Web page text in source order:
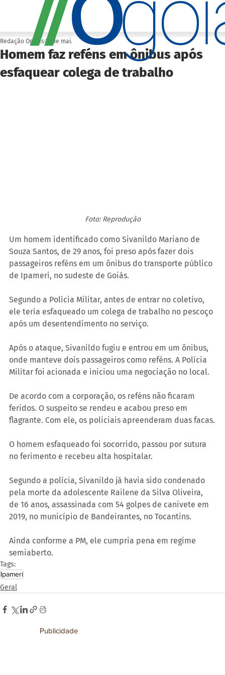
Homem faz reféns em ônibus após
esfaquear colega de trabalho
Redação Ogoiás 13 de mai.
Foto: Reprodução
Um homem identificado como Sivanildo Mariano de
Souza Santos, de 29 anos, foi preso após fazer dois
passageiros reféns em um ônibus do transporte público
de Ipameri, no sudeste de Goiás.
Segundo a Polícia Militar, antes de entrar no coletivo,
ele teria esfaqueado um colega de trabalho no pescoço
após um desentendimento no serviço.
Após o ataque, Sivanildo fugiu e entrou em um ônibus,
onde manteve dois passageiros como reféns. A Polícia
Militar foi acionada e iniciou uma negociação no local.
De acordo com a corporação, os reféns não ficaram
feridos. O suspeito se rendeu e acabou preso em
flagrante. Com ele, os policiais apreenderam duas facas.
O homem esfaqueado foi socorrido, passou por sutura
no ferimento e recebeu alta hospitalar.
Segundo a polícia, Sivanildo já havia sido condenado
pela morte da adolescente Railene da Silva Oliveira,
de 16 anos, assassinada com 54 golpes de canivete em
2019, no município de Bandeirantes, no Tocantins.
Ainda conforme a PM, ele cumpria pena em regime
semiaberto.
Tags:
Ipameri
Geral
Publicidade